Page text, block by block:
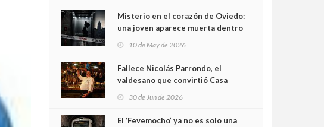
Misterio en el corazón de Oviedo:
una joven aparece muerta dentro
cámaras captan sus últimos
minutos
10 de May de 2026
Fallece Nicolás Parrondo, el
valdesano que convirtió Casa
30 de Jun de 2026
El ‘Fevemocho’ ya no es solo una